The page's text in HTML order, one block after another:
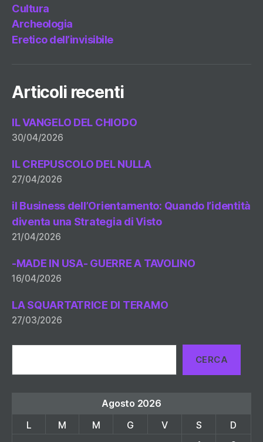
Cultura
Archeologia
Eretico dell’invisibile
Articoli recenti
IL VANGELO DEL CHIODO
30/04/2026
IL CREPUSCOLO DEL NULLA
27/04/2026
il Business dell’Orientamento: Quando l’identità
diventa una Strategia di Visto
21/04/2026
-MADE IN USA- GUERRE A TAVOLINO
16/04/2026
LA SQUARTATRICE DI TERAMO
27/03/2026
CERCA
Agosto 2026
L
M M G V S
D